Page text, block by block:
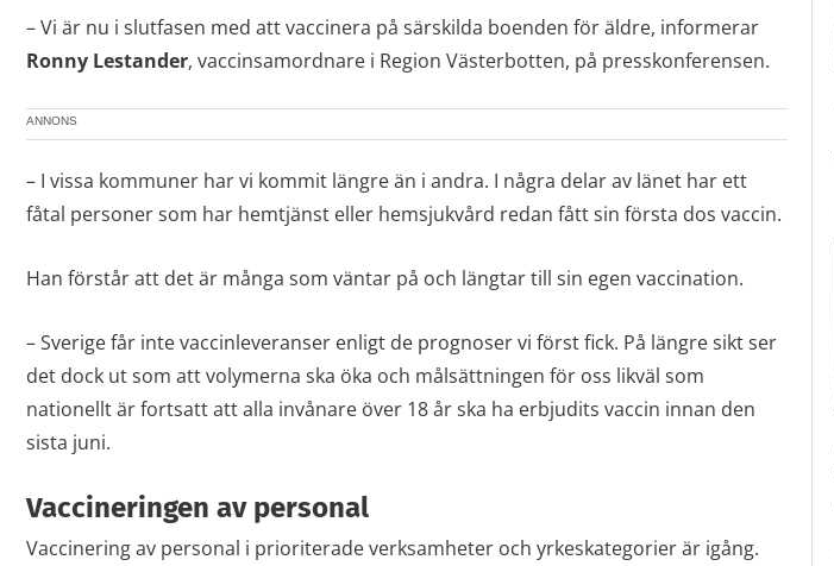
– Vi är nu i slutfasen med att vaccinera på särskilda boenden för äldre, informerar
Ronny Lestander, vaccinsamordnare i Region Västerbotten, på presskonferensen.
ANNONS
– I vissa kommuner har vi kommit längre än i andra. I några delar av länet har ett
fåtal personer som har hemtjänst eller hemsjukvård redan fått sin första dos vaccin.
Han förstår att det är många som väntar på och längtar till sin egen vaccination.
– Sverige får inte vaccinleveranser enligt de prognoser vi först fick. På längre sikt ser
det dock ut som att volymerna ska öka och målsättningen för oss likväl som
nationellt är fortsatt att alla invånare över 18 år ska ha erbjudits vaccin innan den
sista juni.
Vaccineringen av personal
Vaccinering av personal i prioriterade verksamheter och yrkeskategorier är igång.